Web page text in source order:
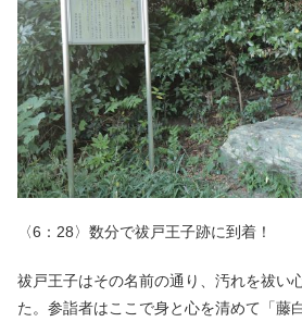
〈6：28〉数分で祓戸王子跡に到着！
祓戸王子はその名前の通り、汚れを祓い
た。参詣者はここで身と心を清めて「藤